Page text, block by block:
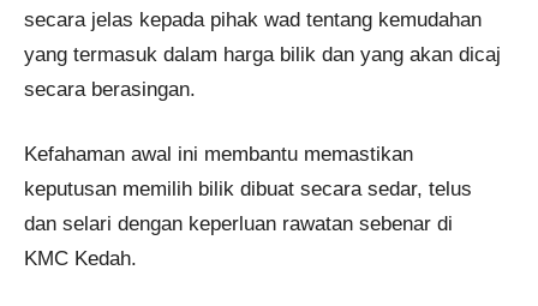
secara jelas kepada pihak wad tentang kemudahan
yang termasuk dalam harga bilik dan yang akan dicaj
secara berasingan.
Kefahaman awal ini membantu memastikan
keputusan memilih bilik dibuat secara sedar, telus
dan selari dengan keperluan rawatan sebenar di
KMC Kedah.